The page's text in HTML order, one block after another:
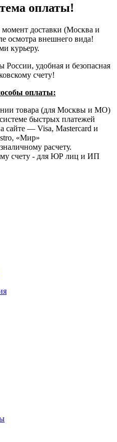
оплаты!
доставки (Москва и
осмотра внешнего вида!
курьеру.
России, удобная и безопасная
счету!
оплаты:
товара (для Москвы и МО)
быстрых платежей
сайте — Visa, Mastercard и
«Мир»
расчету.
счету - для ЮР лиц и ИП